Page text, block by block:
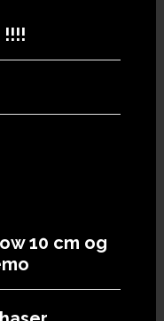
10 cm og